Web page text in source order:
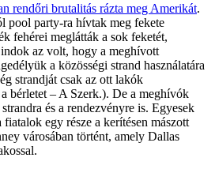
rendőri brutalitás rázta meg Amerikát.
pool party-ra hívtak meg fekete
fehérei meglátták a sok feketét,
az volt, hogy a meghívott
a közösségi strand használatára
strandját csak az ott lakók
bérletet – A Szerk.). De a meghívók
és a rendezvényre is. Egyesek
egy része a kerítésen mászott
városában történt, amely Dallas